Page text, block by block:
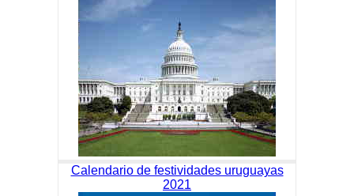
Calendario de festividades uruguayas
2021